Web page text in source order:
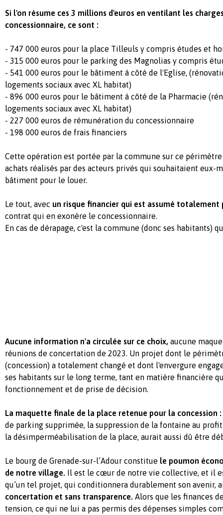
Si l'on résume ces 3 millions d'euros en ventilant les
concessionnaire, ce sont :
- 747 000 euros pour la place Tilleuls y compris études et
- 315 000 euros pour le parking des Magnolias y compris
- 541 000 euros pour le bâtiment à côté de l'Eglise,
logements sociaux avec XL habitat)
- 896 000 euros pour le bâtiment à côté de la Pharmacie
logements sociaux avec XL habitat)
- 227 000 euros de rémunération du concessionnaire
- 198 000 euros de frais financiers
Cette opération est portée par la commune sur ce
achats réalisés par des acteurs privés qui souhaitaient eux-
bâtiment pour le louer.
Le tout, avec un risque financier qui est assumé totalement
contrat qui en exonère le concessionnaire.
En cas de dérapage, c'est la commune (donc ses habitants)
Aucune information n'a circulée sur ce choix, aucune
réunions de concertation de 2023. Un projet dont le
(concession) a totalement changé et dont l'envergure
ses habitants sur le long terme, tant en matière financière
fonctionnement et de prise de décision.
La maquette finale de la place retenue pour la concession :
de parking supprimée, la suppression de la fontaine au
la désimperméabilisation de la place, aurait aussi dû être
Le bourg de Grenade-sur-l’Adour constitue le poumon
de notre village. Il est le cœur de notre vie collective, et il
qu’un tel projet, qui conditionnera durablement son avenir,
concertation et sans transparence. Alors que les finances
tension, ce qui ne lui a pas permis des dépenses simples